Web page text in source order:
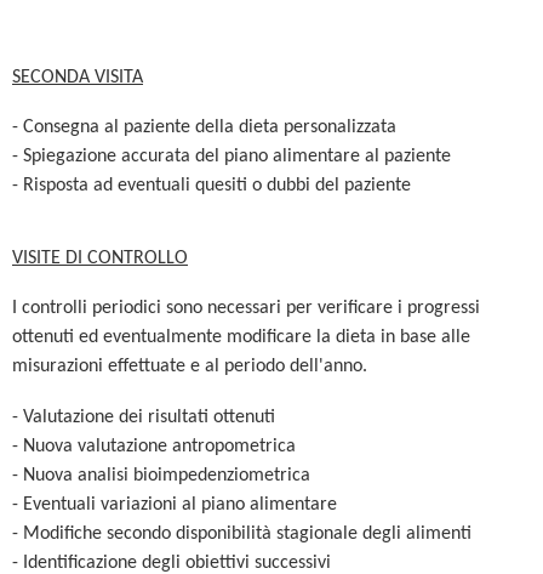
SECONDA VISITA
- Consegna al paziente della dieta personalizzata
- Spiegazione accurata del piano alimentare al paziente
- Risposta ad eventuali quesiti o dubbi del paziente
VISITE DI CONTROLLO
I controlli periodici sono necessari per verificare i progressi
ottenuti ed eventualmente modificare la dieta in base alle
misurazioni effettuate e al periodo dell'anno.
- Valutazione dei risultati ottenuti
- Nuova valutazione antropometrica
- Nuova analisi bioimpedenziometrica
- Eventuali variazioni al piano alimentare
- Modifiche secondo disponibilità stagionale degli alimenti
- Identificazione degli obiettivi successivi